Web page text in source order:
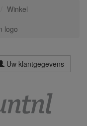
Winkel
logo
Uw klantgegevens